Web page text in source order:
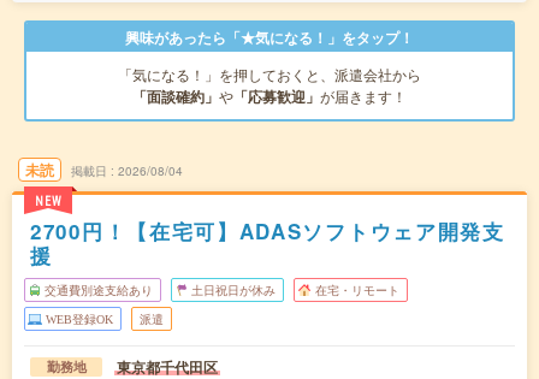
興味があったら「★気になる！」をタップ！
「気になる！」を押しておくと、派遣会社から
「面談確約」 や 「応募歓迎」 が届きます！
未読
NEW
掲載日 2026/08/04
2700円！【在宅可】ADASソフトウェア開発支
援
交通費別途支給あり 土日祝日が休み 在宅・リモート
WEB登録OK 派遣
勤務地 東京都千代田区